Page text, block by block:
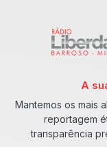
A
Mantemos os mais
reportagem
transparência